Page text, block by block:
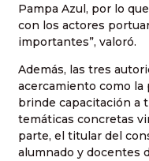
Pampa Azul, por lo
con los actores
importantes”, valoró.
Además, las tres
acercamiento como la
brinde capacitación a
temáticas concretas
parte, el titular del
alumnado y docentes